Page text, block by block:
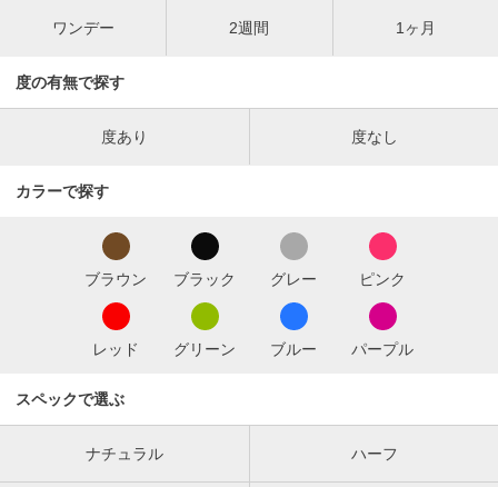
ワンデー 2週間 1ヶ月
度の有無で探す
度あり 度なし
カラーで探す
ブラウン ブラック グレー ピンク
レッド グリーン ブルー パープル
スペックで選ぶ
ナチュラル ハーフ